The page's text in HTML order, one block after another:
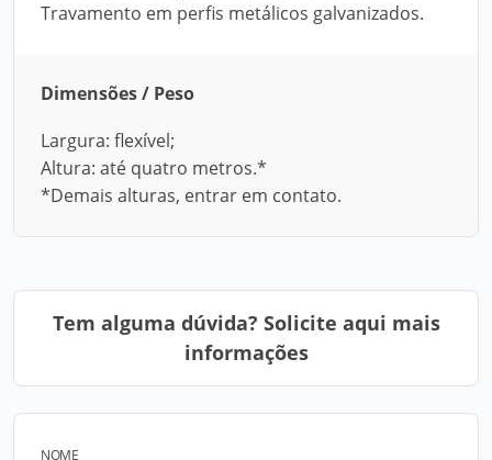
Travamento em perfis metálicos galvanizados.
Dimensões / Peso
Largura: flexível;
Altura: até quatro metros.*
*Demais alturas, entrar em contato.
Tem alguma dúvida? Solicite aqui mais
informações
NOME